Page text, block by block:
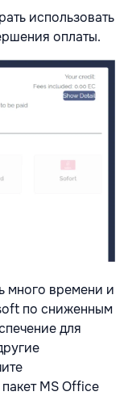
использовать
оплаты.
много времени и
по сниженным
для
MS Office